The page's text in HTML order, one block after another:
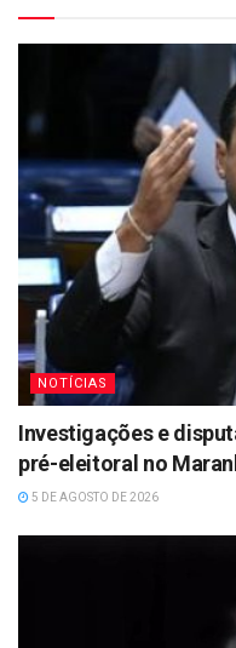
NOTÍCIAS
Investigações e
pré-eleitoral no
5 DE AGOSTO DE 2026